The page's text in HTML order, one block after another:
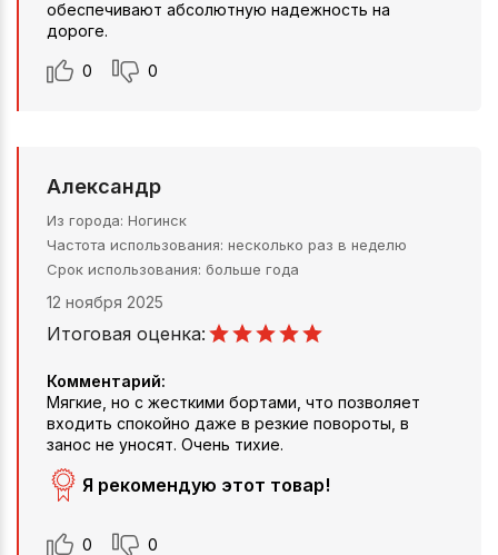
обеспечивают абсолютную надежность на
дороге.
0 0
Александр
Из города Ногинск
Частота использования несколько раз в неделю
Срок использования больше года
12 ноября 2025
Итоговая оценка:
Комментарий:
Мягкие, но с жесткими бортами, что позволяет
входить спокойно даже в резкие повороты, в
занос не уносят. Очень тихие.
Я рекомендую этот товар!
0 0